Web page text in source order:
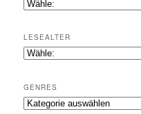
LESEALTER
GENRES
Genres